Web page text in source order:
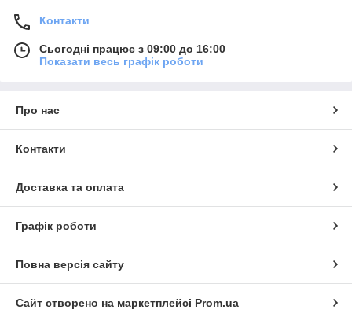
Контакти
Сьогодні працює з 09:00 до 16:00
Показати весь графік роботи
Про нас
Контакти
Доставка та оплата
Графік роботи
Повна версія сайту
Сайт створено на маркетплейсі Prom.ua